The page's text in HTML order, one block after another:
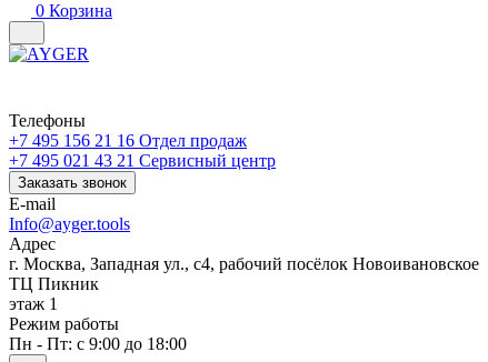
0 Корзина
Телефоны
+7 495 156 21 16 Отдел продаж
+7 495 021 43 21 Cервисный центр
Заказать звонок
E-mail
Info@ayger.tools
Адрес
г. Москва, Западная ул., с4, рабочий посёлок Новоивановское
ТЦ Пикник
этаж 1
Режим работы
Пн - Пт: с 9:00 до 18:00